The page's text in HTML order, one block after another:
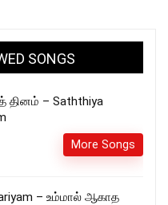
SONGS
தினம் – Saththiya
More Songs
– உம்மால் ஆகாத